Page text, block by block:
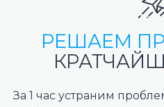
РЕШАЕМ
За 1 час устраним